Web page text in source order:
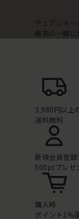
チェアショ
最高の一脚
3,980円以上
送料無料
新規会員登録
500ptプレゼ
購入時
ポイント1%